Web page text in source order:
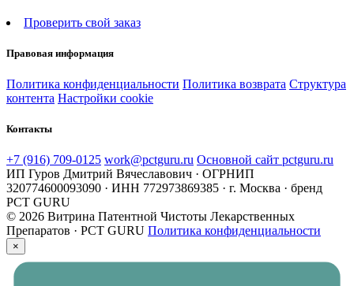
Проверить свой заказ
Правовая информация
Политика конфиденциальности Политика возврата Структура
контента Настройки cookie
Контакты
+7 (916) 709-0125 work@pctguru.ru Основной сайт pctguru.ru
ИП Гуров Дмитрий Вячеславович · ОГРНИП
320774600093090 · ИНН 772973869385 · г. Москва · бренд
PCT GURU
© 2026 Витрина Патентной Чистоты Лекарственных
Препаратов · PCT GURU Политика конфиденциальности
×